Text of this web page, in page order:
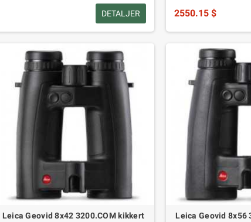
DETALJER 2550.15 $
Leica Geovid 8x42 3200.COM kikkert
Leica Geovid 8x56